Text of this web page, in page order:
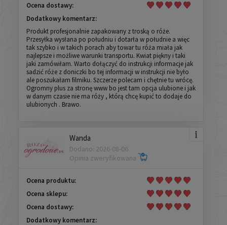
Ocena dostawy:
Dodatkowy komentarz:
Produkt profesjonalnie zapakowany z troską o róże.
Przesyłka wysłana po południu i dotarła w południe a więc
tak szybko i w takich porach aby towar tu róża miała jak
najlepsze i możliwe warunki transportu. Kwiat piękny i taki
jaki zamówiłam. Warto dołączyć do instrukcji informacje jak
sadzić róże z doniczki bo tej informacji w instrukcji nie było
ale poszukałam filmiku. Szczerze polecam i chętnie tu wrócę.
Ogromny plus za stronę www bo jest tam opcja ulubione i jak
w danym czasie nie ma róży , którą chcę kupić to dodaje do
ulubionych . Brawo.
Wanda
Dodano: 2026-08-06
Opinia zweryfikowana
Ocena produktu:
Ocena sklepu:
Ocena dostawy:
Dodatkowy komentarz: